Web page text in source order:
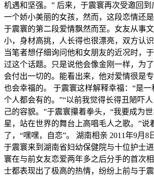
机遇和坚强。” 后来，于震寰再次受邀回到
一个娇小美丽的女孩，然而，这段恋情还是
于震寰的第二段爱情飘然而至。女友从事
小，身材高挑，人长得也很漂亮，双方认识
当笔者想仔细询问他和女朋友的近况时，
过这个话题。只是说他会像金刚一样，为了
会付出一切的。能看出来，他对爱情很是
也会幸福的。 于震寰这样解释幸福：“是
个人都会有的。”“以前我觉得长得丑陋吓
己的容貌。”于震寰攥着拳头，“我要成为
星，站在世界的舞台上高唱毛人之歌。”说
了，“嘿嘿，自恋”。 湖南相亲 2011年9月8
于震寰来到湖南省妇幼保健院与十位护士
寰在与前女友恋爱两年多之后分手的首次
士都表现出了极高的热情，纷纷上前与于